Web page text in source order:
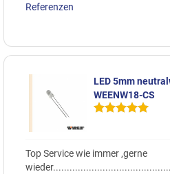
Referenzen
LED 5mm
WEENW18-CS
Top Service wie immer ,gerne